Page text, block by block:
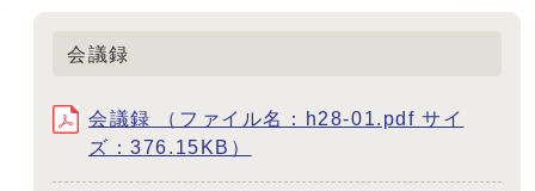
会議録
会議録 （ファイル名：h28-01.pdf サイ
ズ：376.15KB）